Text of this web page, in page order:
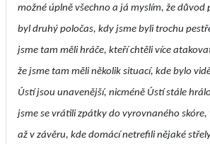
možné úplně všechno a já myslím, že důvod
byl druhý poločas, kdy jsme byli trochu
jsme tam měli hráče, kteří chtěli více
že jsme tam měli několik situací, kde bylo
Ústí jsou unavenější, nicméně Ústí stále
jsme se vrátili zpátky do vyrovnaného
až v závěru, kde domácí netrefili nějaké